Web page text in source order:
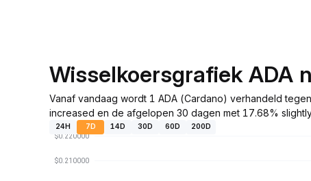
Wisselkoersgrafiek ADA
Vanaf vandaag wordt 1 ADA (Cardano) verhandeld
increased en de afgelopen 30 dagen met 17.68%
24H 7D 14D 30D 60D 200D